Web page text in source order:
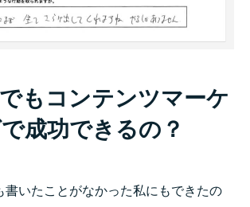
もコンテンツマーケ
成功できるの？
書いたことがなかった私にもできたの